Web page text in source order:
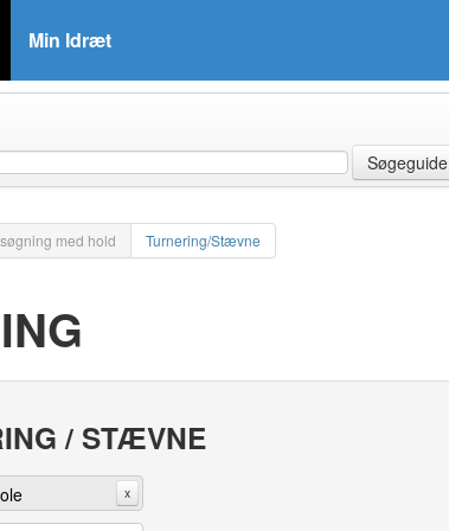
Min Idræt
Søgeguide
med hold Turnering/Stævne
/ STÆVNE
x